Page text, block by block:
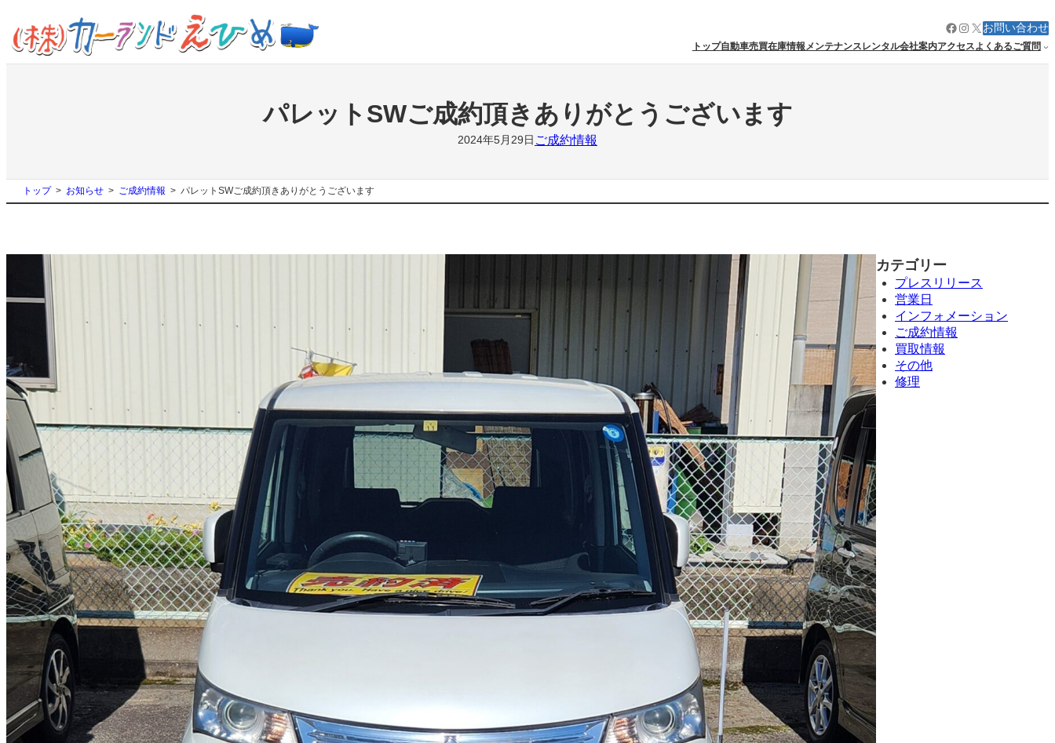
容
を
ス
Facebook
Instagram
X お問い合わせ
トップ自動車売買在庫情報メンテナンス レンタル会社案内アクセスよくあるご質問
パレットSWご成約頂きありがとうございます
2024年5月29日 ご成約情報
トップ お知らせ ご成約情報 パレットSWご成約頂きありがとうございます
カテゴリー
プレスリリース
営業日
インフォメーション
ご成約情報
買取情報
その他
修理